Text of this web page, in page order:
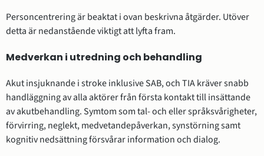
Personcentrering är beaktat i ovan beskrivna åtgärder. Utöver
detta är nedanstående viktigt att lyfta fram.
Medverkan i utredning och behandling
Akut insjuknande i stroke inklusive SAB, och TIA kräver snabb
handläggning av alla aktörer från första kontakt till insättande
av akutbehandling. Symtom som tal- och eller språksvårigheter,
förvirring, neglekt, medvetandepåverkan, synstörning samt
kognitiv nedsättning försvårar information och dialog.